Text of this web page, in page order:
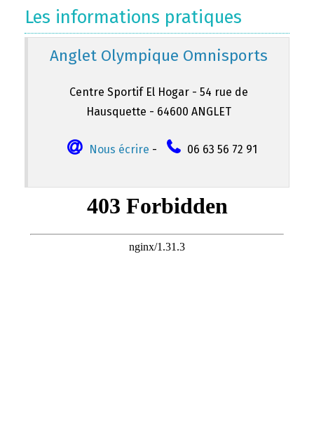
Les informations pratiques
Anglet Olympique Omnisports
Centre Sportif El Hogar - 54 rue de
Hausquette - 64600 ANGLET
Nous écrire - 06 63 56 72 91